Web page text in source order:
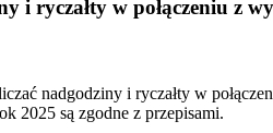
i ryczałty w połączeniu z
nadgodziny i ryczałty w
2025 są zgodne z przepisami.